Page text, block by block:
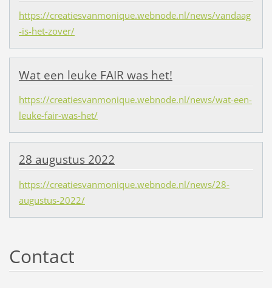
https://creatiesvanmonique.webnode.nl/news/vandaag
-is-het-zover/
Wat een leuke FAIR was het!
https://creatiesvanmonique.webnode.nl/news/wat-een-
leuke-fair-was-het/
28 augustus 2022
https://creatiesvanmonique.webnode.nl/news/28-
augustus-2022/
Contact